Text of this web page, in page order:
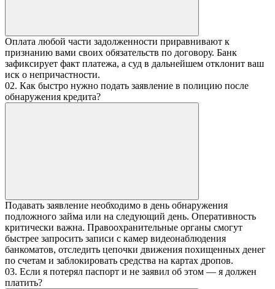
Оплата любой части задолженности приравнивают к
признанию вами своих обязательств по договору. Банк
зафиксирует факт платежа, а суд в дальнейшем отклонит ваш
иск о непричастности.
02. Как быстро нужно подать заявление в полицию после
обнаружения кредита?
Подавать заявление необходимо в день обнаружения
подложного займа или на следующий день. Оперативность
критически важна. Правоохранительные органы смогут
быстрее запросить записи с камер видеонаблюдения
банкоматов, отследить цепочки движения похищенных денег
по счетам и заблокировать средства на картах дропов.
03. Если я потерял паспорт и не заявил об этом — я должен
платить?